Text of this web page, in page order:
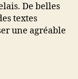
De belles
textes
une agréable